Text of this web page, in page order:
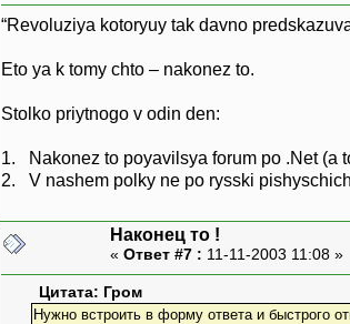
“Revoluziya kotoryuy tak davno
Eto ya k tomy chto – nakonez to.
Stolko priytnogo v odin den:
1. Nakonez to poyavilsya forum po .Net (a
2. V nashem polky ne po rysski
Наконец то !
« Ответ #7 : 11-11-2003 11:08 »
Цитата: Гром
Нужно встроить в форму ответа и быстрого